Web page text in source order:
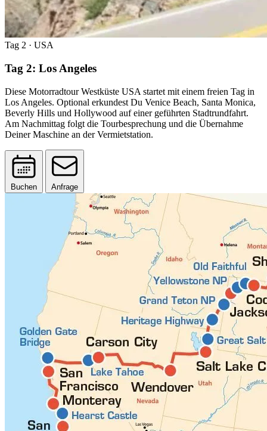
Tag 2 · USA
Tag 2: Los Angeles
Diese Motorradtour Westküste USA startet mit einem freien Tag in
Los Angeles. Optional erkundest Du Venice Beach, Santa Monica,
Beverly Hills und Hollywood auf einer geführten Stadtrundfahrt.
Am Nachmittag folgt die Tourbesprechung und die Übernahme
Deiner Maschine an der Vermietstation.
Buchen Anfrage